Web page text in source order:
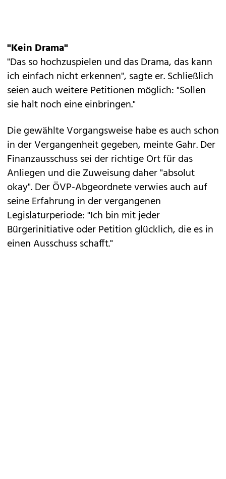
"Kein Drama"
"Das so hochzuspielen und das Drama, das kann
ich einfach nicht erkennen", sagte er. Schließlich
seien auch weitere Petitionen möglich: "Sollen
sie halt noch eine einbringen."
Die gewählte Vorgangsweise habe es auch schon
in der Vergangenheit gegeben, meinte Gahr. Der
Finanzausschuss sei der richtige Ort für das
Anliegen und die Zuweisung daher "absolut
okay". Der ÖVP-Abgeordnete verwies auch auf
seine Erfahrung in der vergangenen
Legislaturperiode: "Ich bin mit jeder
Bürgerinitiative oder Petition glücklich, die es in
einen Ausschuss schafft."